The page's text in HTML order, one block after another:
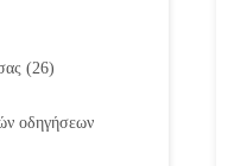
(26)
οδηγήσεων